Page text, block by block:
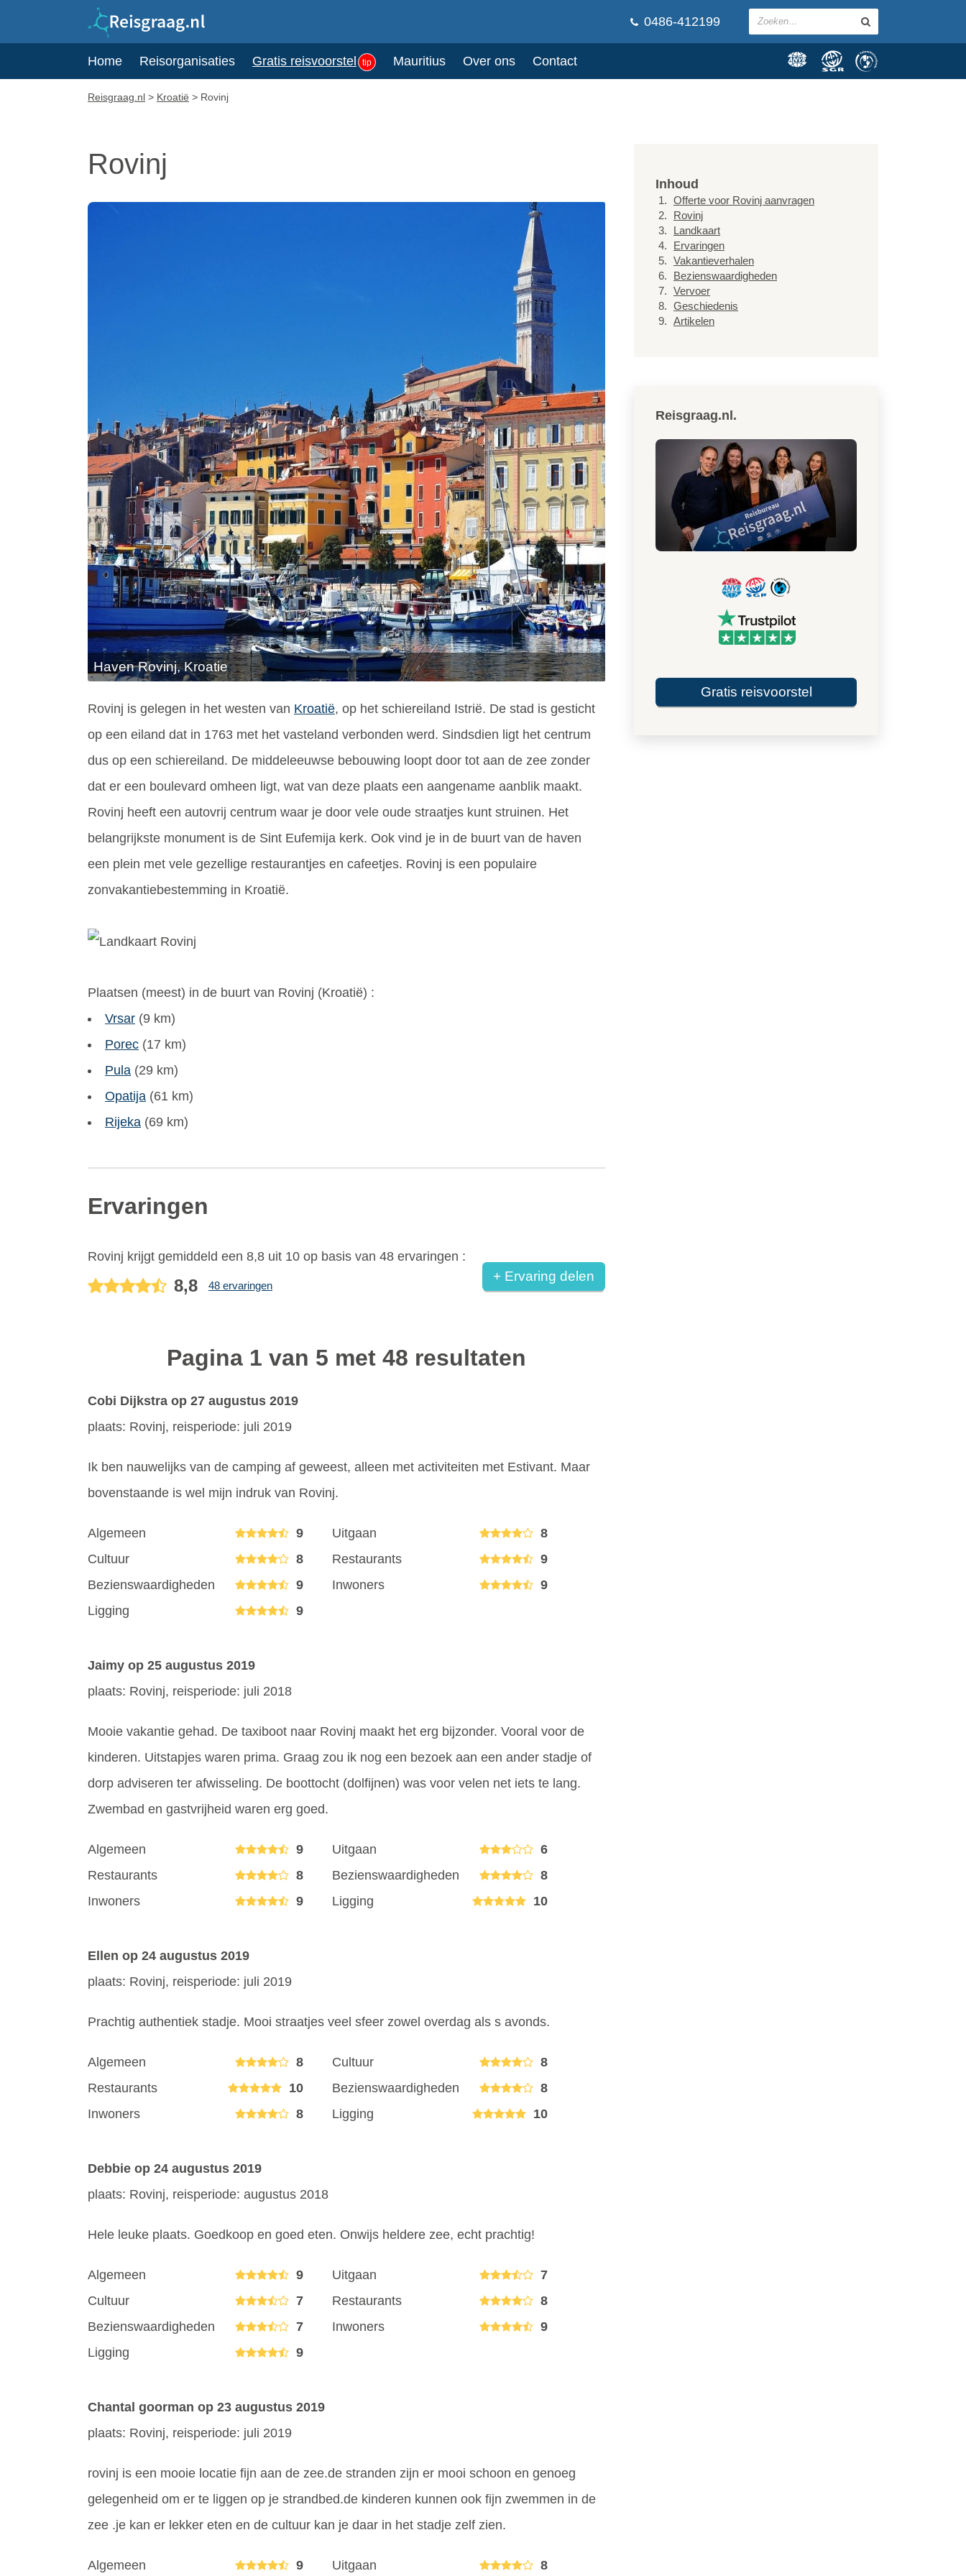
0486-412199
Home Reisorganisaties Gratis reisvoorstel tip Mauritius Over ons Contact
Reisgraag.nl > Kroatië > Rovinj
Rovinj
Haven Rovinj, Kroatie
Rovinj is gelegen in het westen van Kroatië, op het schiereiland Istrië. De stad is gesticht
op een eiland dat in 1763 met het vasteland verbonden werd. Sindsdien ligt het centrum
dus op een schiereiland. De middeleeuwse bebouwing loopt door tot aan de zee zonder
dat er een boulevard omheen ligt, wat van deze plaats een aangename aanblik maakt.
Rovinj heeft een autovrij centrum waar je door vele oude straatjes kunt struinen. Het
belangrijkste monument is de Sint Eufemija kerk. Ook vind je in de buurt van de haven
een plein met vele gezellige restaurantjes en cafeetjes. Rovinj is een populaire
zonvakantiebestemming in Kroatië.
Plaatsen (meest) in de buurt van Rovinj (Kroatië) :
Vrsar (9 km)
Porec (17 km)
Pula (29 km)
Opatija (61 km)
Rijeka (69 km)
Ervaringen
Rovinj krijgt gemiddeld een 8,8 uit 10 op basis van 48 ervaringen :
8,8 48 ervaringen
+ Ervaring delen
Pagina 1 van 5 met 48 resultaten
Cobi Dijkstra op 27 augustus 2019
plaats: Rovinj, reisperiode: juli 2019
Ik ben nauwelijks van de camping af geweest, alleen met activiteiten met Estivant. Maar
bovenstaande is wel mijn indruk van Rovinj.
Algemeen 9 Uitgaan
8
Cultuur
8 Restaurants
9
Bezienswaardigheden
9 Inwoners
9
Ligging
9
Jaimy op 25 augustus 2019
plaats: Rovinj, reisperiode: juli 2018
Mooie vakantie gehad. De taxiboot naar Rovinj maakt het erg bijzonder. Vooral voor de
kinderen. Uitstapjes waren prima. Graag zou ik nog een bezoek aan een ander stadje of
dorp adviseren ter afwisseling. De boottocht (dolfijnen) was voor velen net iets te lang.
Zwembad en gastvrijheid waren erg goed.
Algemeen 9 Uitgaan
6
Restaurants
8 Bezienswaardigheden
8
Inwoners
9 Ligging 10
Ellen op 24 augustus 2019
plaats: Rovinj, reisperiode: juli 2019
Prachtig authentiek stadje. Mooi straatjes veel sfeer zowel overdag als s avonds.
Algemeen 8 Cultuur
8
Restaurants
10 Bezienswaardigheden
8
Inwoners
8 Ligging 10
Debbie op 24 augustus 2019
plaats: Rovinj, reisperiode: augustus 2018
Hele leuke plaats. Goedkoop en goed eten. Onwijs heldere zee, echt prachtig!
Algemeen 9 Uitgaan
7
Cultuur
7 Restaurants
8
Bezienswaardigheden
7 Inwoners
9
Ligging
9
Chantal goorman op 23 augustus 2019
plaats: Rovinj, reisperiode: juli 2019
rovinj is een mooie locatie fijn aan de zee.de stranden zijn er mooi schoon en genoeg
gelegenheid om er te liggen op je strandbed.de kinderen kunnen ook fijn zwemmen in de
zee .je kan er lekker eten en de cultuur kan je daar in het stadje zelf zien.
Algemeen 9 Uitgaan 8
Inhoud
Offerte voor Rovinj aanvragen
Rovinj
Landkaart
Ervaringen
Vakantieverhalen
Bezienswaardigheden
Vervoer
Geschiedenis
Artikelen
Reisgraag.nl.
Gratis reisvoorstel